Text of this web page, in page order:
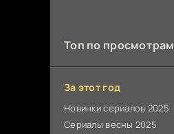
Топ по просмотрам
За этот год
Новинки сериалов 2025
Сериалы весны 2025